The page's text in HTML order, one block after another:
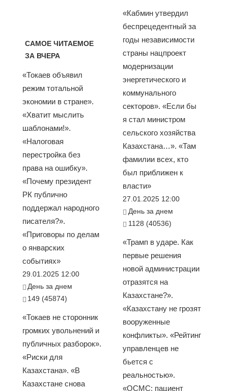
САМОЕ ЧИТАЕМОЕ
ЗА ВЧЕРА
«Токаев объявил
режим тотальной
экономии в стране».
«Хватит мыслить
шаблонами!».
«Налоговая
перестройка без
права на ошибку».
«Почему президент
РК публично
поддержал народного
писателя?».
«Приговоры по делам
о январских
событиях»
29.01.2025 12:00
День за днем
149 (45874)
«Токаев не сторонник
громких увольнений и
публичных разборок».
«Риски для
Казахстана». «В
Казахстане снова
«Кабмин утвердил
беспрецедентный за
годы независимости
страны нацпроект
модернизации
энергетического и
коммунального
секторов». «Если бы
я стал министром
сельского хозяйства
Казахстана…». «Там
фамилии всех, кто
был приближен к
власти»
27.01.2025 12:00
День за днем
1128 (40536)
«Трамп в ударе. Как
первые решения
новой администрации
отразятся на
Казахстане?».
«Казахстану не грозят
вооруженные
конфликты». «Рейтинг
управленцев не
бьется с
реальностью».
«ОСМС: пациент